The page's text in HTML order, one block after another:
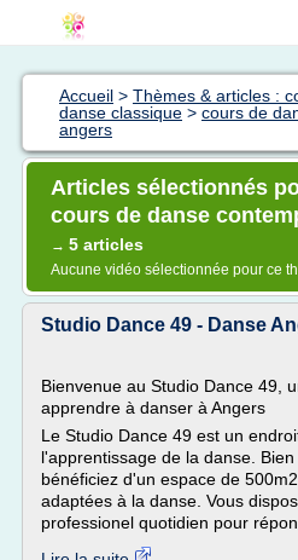
Accueil > Thèmes & articles :
danse classique > cours de
angers
Articles sélectionnés
cours de danse
→ 5 articles
Aucune vidéo sélectionnée pour ce
Studio Dance 49 - Danse
Bienvenue au Studio Dance 49,
apprendre à danser à Angers
Le Studio Dance 49 est un
l'apprentissage de la danse.
bénéficiez d'un espace de
adaptées à la danse. Vous
professionel quotidien pour